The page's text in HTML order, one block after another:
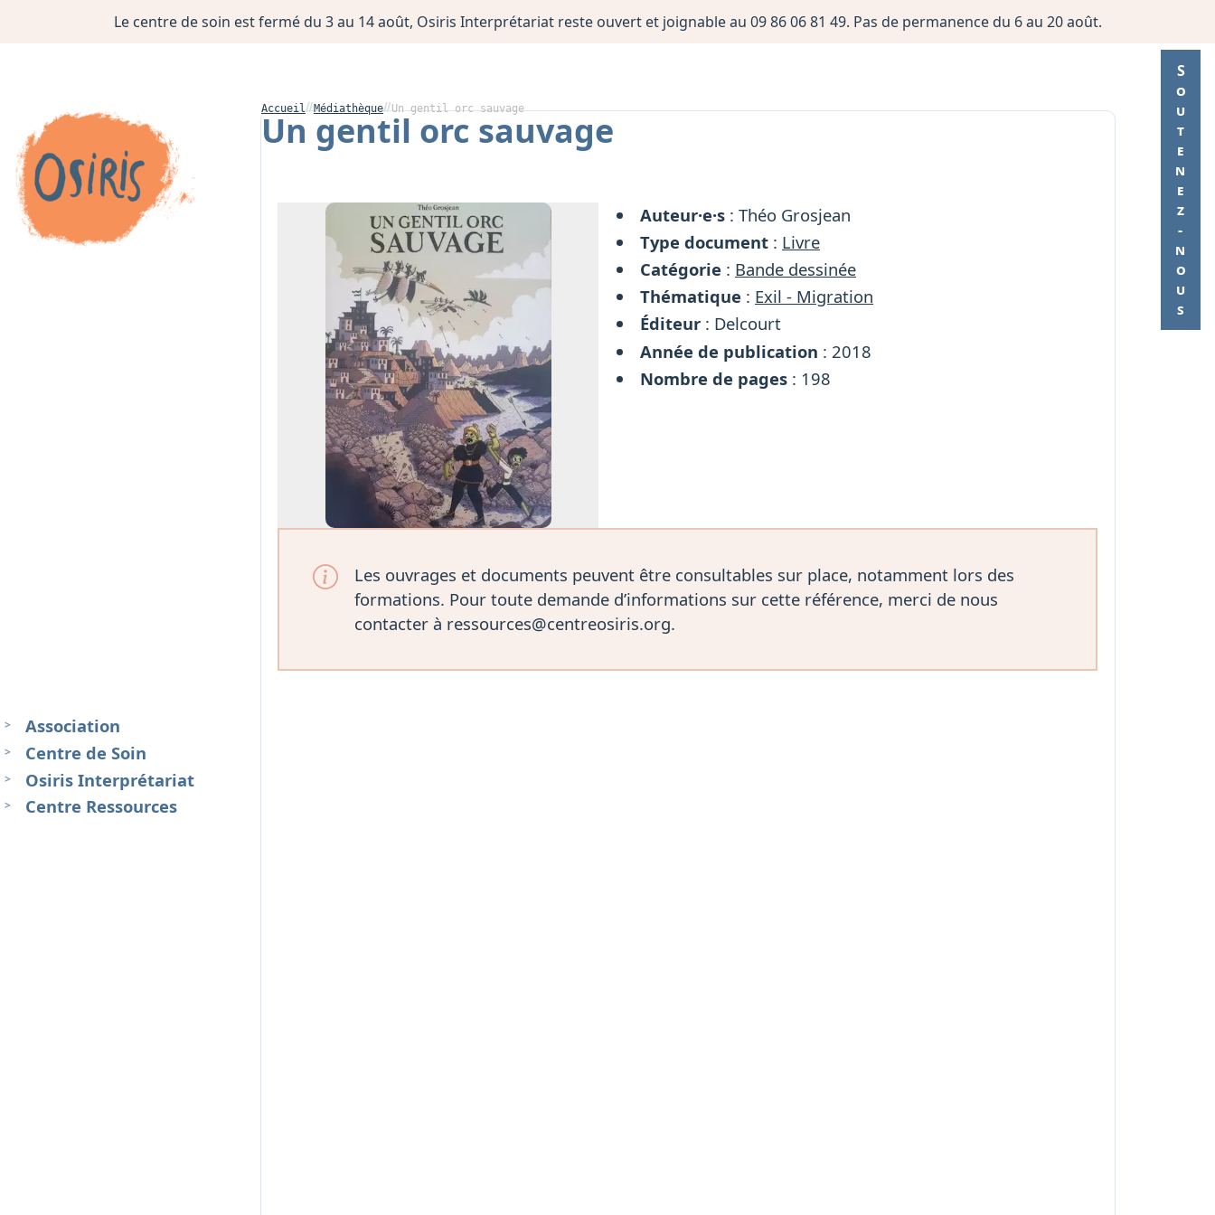
Le centre de soin est fermé du 3 au 14 août, Osiris Interprétariat reste ouvert et joignable au 09 86 06 81 49. Pas de permanence du 6 au 20 août.
Soutenez-nous
Association
Centre de Soin
Osiris Interprétariat
Centre Ressources
Accueil Médiathèque Un gentil orc sauvage
Un gentil orc sauvage
Auteur·e·s : Théo Grosjean
Type document : Livre
Catégorie : Bande dessinée
Thématique : Exil - Migration
Éditeur : Delcourt
Année de publication : 2018
Nombre de pages : 198
Les ouvrages et documents peuvent être consultables sur place, notamment lors des
formations. Pour toute demande d’informations sur cette référence, merci de nous
contacter à ressources@centreosiris.org.